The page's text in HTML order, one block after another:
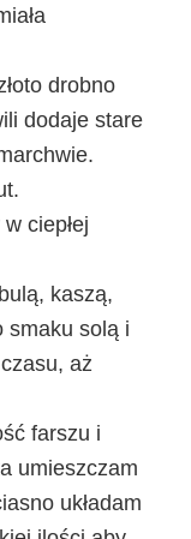
drobno
dodaje stare
ciepłej
kaszą,
smaku solą i
aż
farszu i
umieszczam
układam